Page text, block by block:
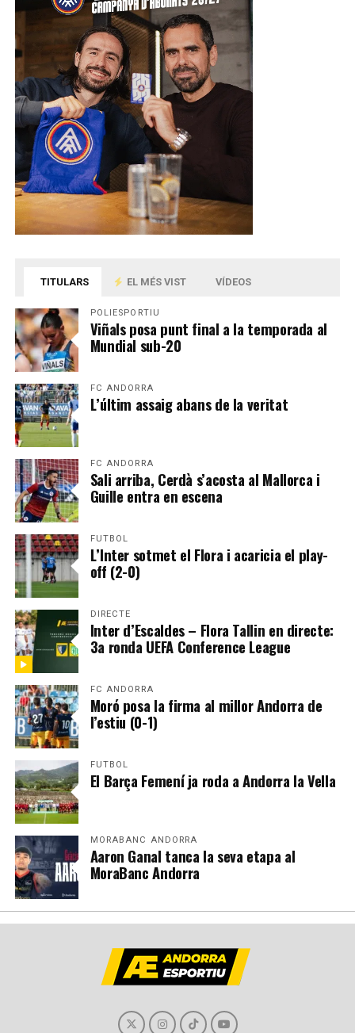
TITULARS EL MÉS VIST VÍDEOS
POLIESPORTIU
Viñals posa punt final a la temporada al
Mundial sub-20
FC ANDORRA
L’últim assaig abans de la veritat
FC ANDORRA
Sali arriba, Cerdà s’acosta al Mallorca i
Guille entra en escena
FUTBOL
L’Inter sotmet el Flora i acaricia el play-
off (2-0)
DIRECTE
Inter d’Escaldes – Flora Tallin en directe:
3a ronda UEFA Conference League
FC ANDORRA
Moró posa la firma al millor Andorra de
l’estiu (0-1)
FUTBOL
El Barça Femení ja roda a Andorra la Vella
MORABANC ANDORRA
Aaron Ganal tanca la seva etapa al
MoraBanc Andorra